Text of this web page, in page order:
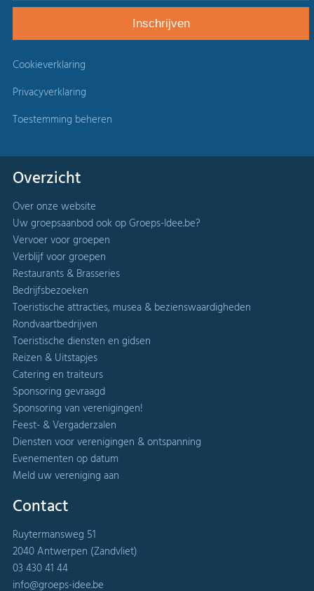
Cookieverklaring
Privacyverklaring
Toestemming beheren
Overzicht
Over onze website
Uw groepsaanbod ook op Groeps-Idee.be?
Vervoer voor groepen
Verblijf voor groepen
Restaurants & Brasseries
Bedrijfsbezoeken
Toeristische attracties, musea & bezienswaardigheden
Rondvaartbedrijven
Toeristische diensten en gidsen
Reizen & Uitstapjes
Catering en traiteurs
Sponsoring gevraagd
Sponsoring van verenigingen!
Feest- & Vergaderzalen
Diensten voor verenigingen & ontspanning
Evenementen op datum
Meld uw vereniging aan
Contact
Ruytermansweg 51
2040 Antwerpen (Zandvliet)
03 430 41 44
info@groeps-idee.be